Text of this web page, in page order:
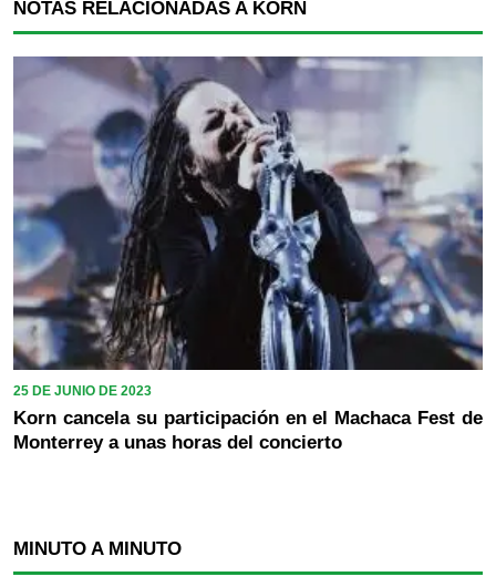
NOTAS RELACIONADAS A KORN
25 DE JUNIO DE 2023
Korn cancela su participación en el Machaca Fest de
Monterrey a unas horas del concierto
MINUTO A MINUTO